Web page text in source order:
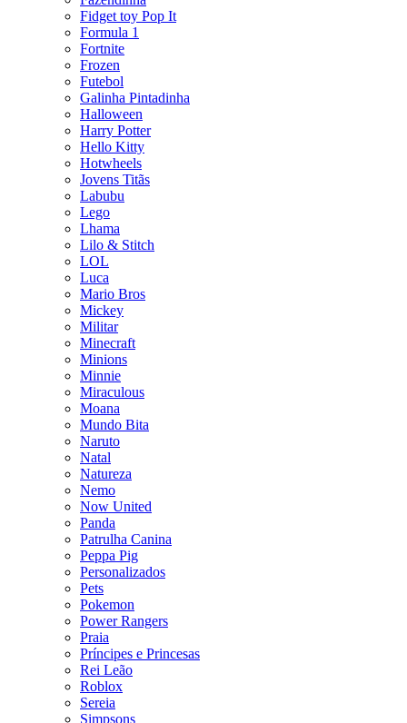
Fidget toy Pop It
Formula 1
Fortnite
Frozen
Futebol
Galinha Pintadinha
Halloween
Harry Potter
Hello Kitty
Hotwheels
Jovens Titãs
Labubu
Lego
Lhama
Lilo & Stitch
LOL
Luca
Mario Bros
Mickey
Militar
Minecraft
Minions
Minnie
Miraculous
Moana
Mundo Bita
Naruto
Natal
Natureza
Nemo
Now United
Panda
Patrulha Canina
Peppa Pig
Personalizados
Pets
Pokemon
Power Rangers
Praia
Príncipes e Princesas
Rei Leão
Roblox
Sereia
Simpsons